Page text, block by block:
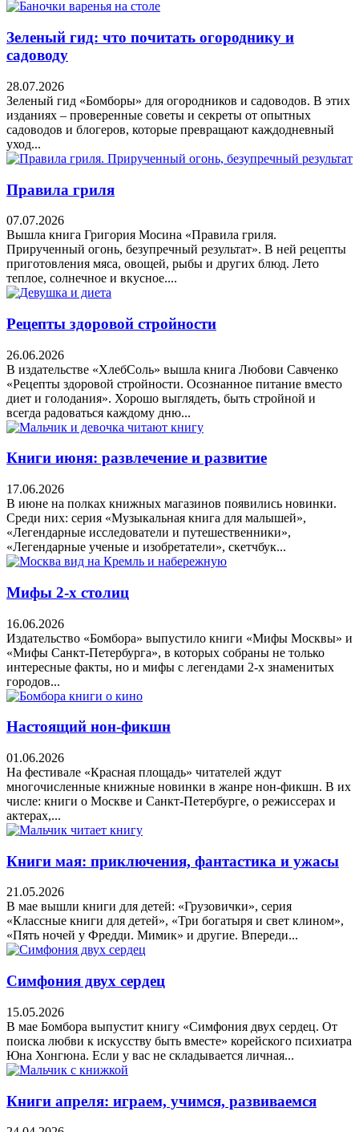
Зеленый гид: что почитать огороднику и
садоводу
28.07.2026
Зеленый гид «Бомборы» для огородников и садоводов. В этих
изданиях – проверенные советы и секреты от опытных
садоводов и блогеров, которые превращают каждодневный
уход...
Правила гриля
07.07.2026
Вышла книга Григория Мосина «Правила гриля.
Прирученный огонь, безупречный результат». В ней рецепты
приготовления мяса, овощей, рыбы и других блюд. Лето
теплое, солнечное и вкусное....
Рецепты здоровой стройности
26.06.2026
В издательстве «ХлебСоль» вышла книга Любови Савченко
«Рецепты здоровой стройности. Осознанное питание вместо
диет и голодания». Хорошо выглядеть, быть стройной и
всегда радоваться каждому дню...
Книги июня: развлечение и развитие
17.06.2026
В июне на полках книжных магазинов появились новинки.
Среди них: серия «Музыкальная книга для малышей»,
«Легендарные исследователи и путешественники»,
«Легендарные ученые и изобретатели», скетчбук...
Мифы 2-х столиц
16.06.2026
Издательство «Бомбора» выпустило книги «Мифы Москвы» и
«Мифы Санкт-Петербурга», в которых собраны не только
интересные факты, но и мифы с легендами 2-х знаменитых
городов...
Настоящий нон-фикшн
01.06.2026
На фестивале «Красная площадь» читателей ждут
многочисленные книжные новинки в жанре нон-фикшн. В их
числе: книги о Москве и Санкт-Петербурге, о режиссерах и
актерах,...
Книги мая: приключения, фантастика и ужасы
21.05.2026
В мае вышли книги для детей: «Грузовички», серия
«Классные книги для детей», «Три богатыря и свет клином»,
«Пять ночей у Фредди. Мимик» и другие. Впереди...
Симфония двух сердец
15.05.2026
В мае Бомбора выпустит книгу «Симфония двух сердец. От
поиска любви к искусству быть вместе» корейского психиатра
Юна Хонгюна. Если у вас не складывается личная...
Книги апреля: играем, учимся, развиваемся